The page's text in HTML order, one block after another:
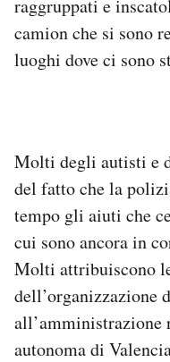
raggruppati e
camion che si sono
luoghi dove ci sono
Molti degli autisti e
del fatto che la
tempo gli aiuti che
cui sono ancora in
Molti attribuiscono
dell’organizzazione
all’amministrazione
autonoma di